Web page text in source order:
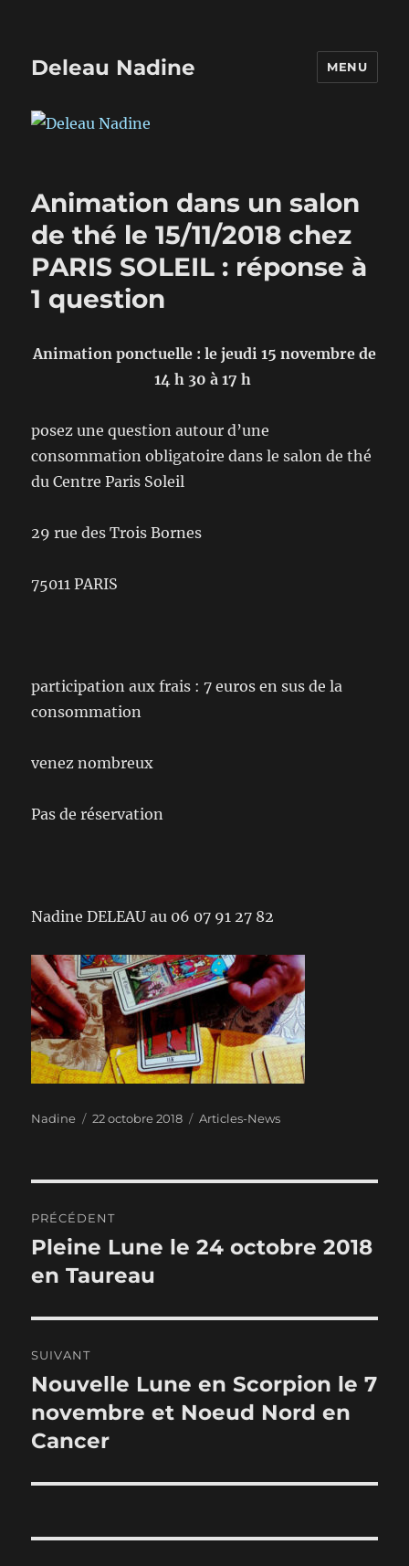
Deleau Nadine MENU
Animation dans un salon
de thé le 15/11/2018 chez
PARIS SOLEIL : réponse à
1 question
Animation ponctuelle : le jeudi 15 novembre de
14 h 30 à 17 h
posez une question autour d’une
consommation obligatoire dans le salon de thé
du Centre Paris Soleil
29 rue des Trois Bornes
75011 PARIS
participation aux frais : 7 euros en sus de la
consommation
venez nombreux
Pas de réservation
Nadine DELEAU au 06 07 91 27 82
Auteur
Nadine
Publié
22 octobre 2018 Catégories
Articles-News
de
l’article
PRÉCÉDENT
Publication
précédente :
Pleine Lune le 24 octobre 2018
en Taureau
SUIVANT
Publication
suivante :
Nouvelle Lune en Scorpion le 7
novembre et Noeud Nord en
Cancer